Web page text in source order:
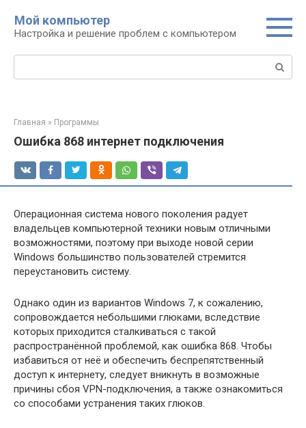
контенту
Мой компьютер
Настройка и решение проблем с компьютером
Поиск:
Главная » Программы
Ошибка 868 интернет подключения
Операционная система нового поколения радует
владельцев компьютерной техники новым отличными
возможностями, поэтому при выходе новой серии
Windows большинство пользователей стремится
переустановить систему.
Однако один из вариантов Windows 7, к сожалению,
сопровождается небольшими глюками, вследствие
которых приходится сталкиваться с такой
распространённой проблемой, как ошибка 868. Чтобы
избавиться от неё и обеспечить беспрепятственный
доступ к интернету, следует вникнуть в возможные
причины сбоя VPN-подключения, а также ознакомиться
со способами устранения таких глюков.